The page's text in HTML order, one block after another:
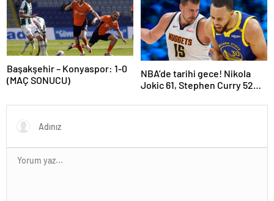
Başakşehir – Konyaspor: 1-0
(MAÇ SONUCU)
NBA’de tarihi gece! Nikola
Jokic 61, Stephen Curry 52